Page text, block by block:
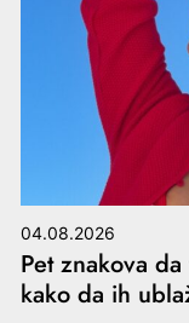
04.08.2026
Pet znakova
kako da ih